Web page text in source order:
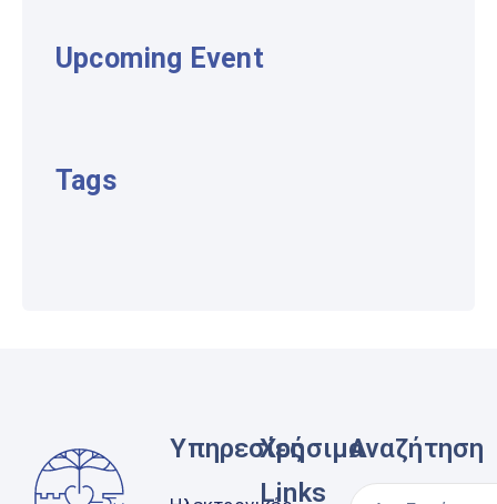
Upcoming Event
Tags
ΥπηρεσίεςΧρήσιμα
Links
Αναζήτηση